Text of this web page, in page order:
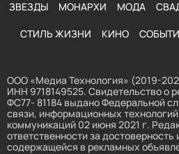
ЗВЕЗДЫ МОНАРХИ МОДА
СТИЛЬ ЖИЗНИ КИНО
ООО «Медиа Технология» (2019-
ИНН 9718149525. Свидетельство
ФС77- 81184 выдано Федеральной
связи, информационных
коммуникаций 02 июня 2021 г.
ответственности за
содержащейся в рекламных